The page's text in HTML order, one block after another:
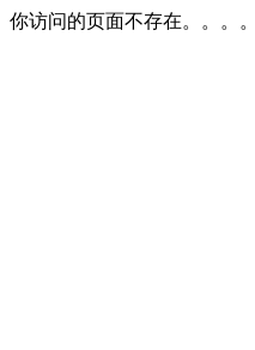
你访问的页面不存在。。。。